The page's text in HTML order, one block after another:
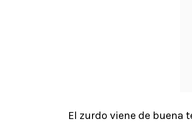
El zurdo viene de